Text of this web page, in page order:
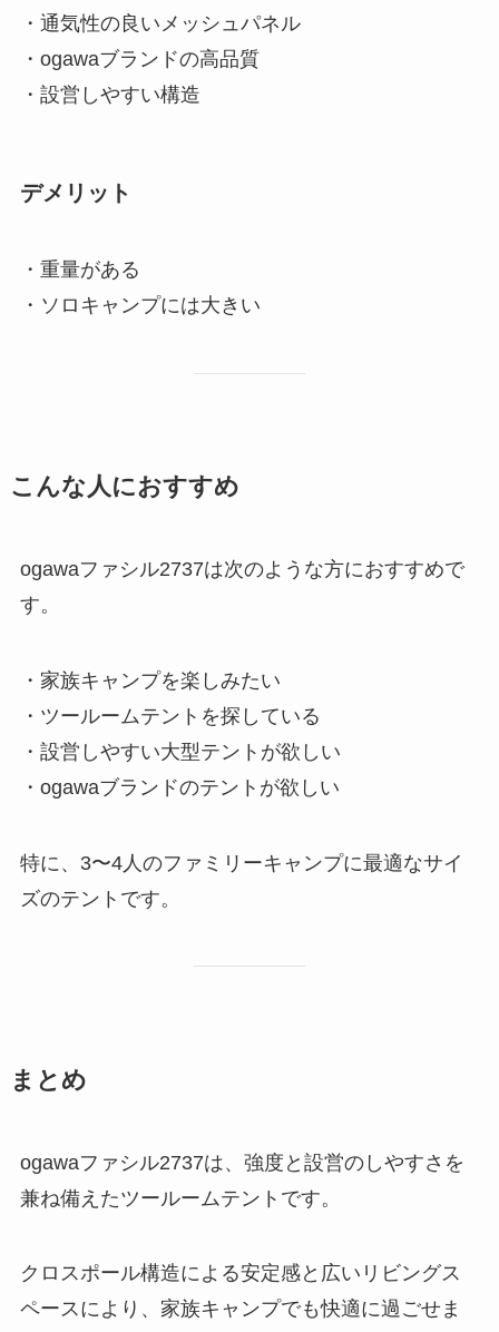
・通気性の良いメッシュパネル
・ogawaブランドの高品質
・設営しやすい構造
デメリット
・重量がある
・ソロキャンプには大きい
こんな人におすすめ
ogawaファシル2737は次のような方におすすめで
す。
・家族キャンプを楽しみたい
・ツールームテントを探している
・設営しやすい大型テントが欲しい
・ogawaブランドのテントが欲しい
特に、3〜4人のファミリーキャンプに最適なサイ
ズのテントです。
まとめ
ogawaファシル2737は、強度と設営のしやすさを
兼ね備えたツールームテントです。
クロスポール構造による安定感と広いリビングス
ペースにより、家族キャンプでも快適に過ごせま